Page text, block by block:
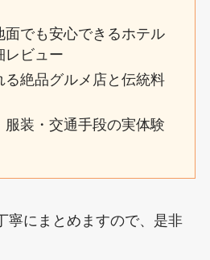
面でも安心できるホテル
レビュー
る絶品グルメ店と伝統料
服装・交通手段の実体験
寧にまとめますので、是非